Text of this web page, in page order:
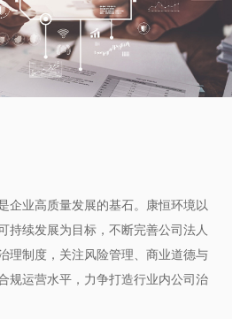
企业高质量发展的基石。康恒环境以
持续发展为目标，不断完善公司法人
理制度，关注风险管理、商业道德与
规运营水平，力争打造行业内公司治